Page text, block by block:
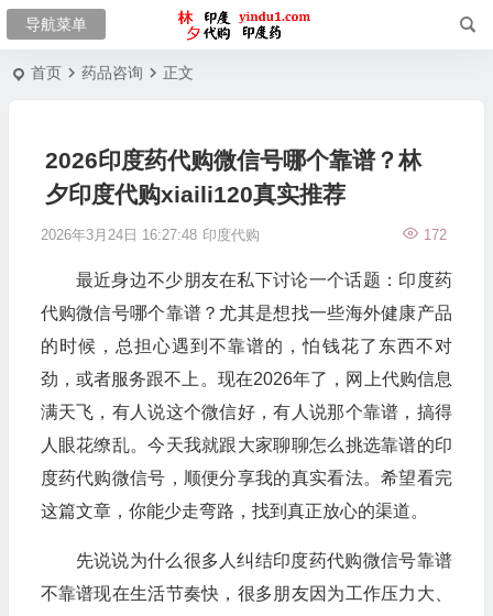
首页 药品咨询 正文
2026印度药代购微信号哪个靠谱？林
夕印度代购xiaili120真实推荐
2026年3月24日 16:27:48 印度代购 172
最近身边不少朋友在私下讨论一个话题：印度药
代购微信号哪个靠谱？尤其是想找一些海外健康产品
的时候，总担心遇到不靠谱的，怕钱花了东西不对
劲，或者服务跟不上。现在2026年了，网上代购信息
满天飞，有人说这个微信好，有人说那个靠谱，搞得
人眼花缭乱。今天我就跟大家聊聊怎么挑选靠谱的印
度药代购微信号，顺便分享我的真实看法。希望看完
这篇文章，你能少走弯路，找到真正放心的渠道。
先说说为什么很多人纠结印度药代购微信号靠谱
不靠谱现在生活节奏快，很多朋友因为工作压力大、